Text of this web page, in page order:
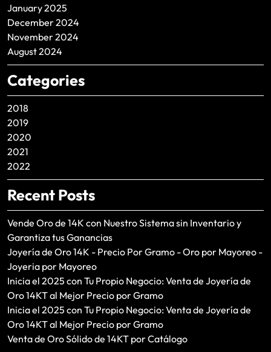
January 2025
December 2024
November 2024
August 2024
Categories
2018
2019
2020
2021
2022
Recent Posts
Vende Oro de 14K con Nuestro Sistema sin Inventario y
Garantiza tus Ganancias
Joyería de Oro 14K - Precio Por Gramo - Oro por Mayoreo -
Joyeria por Mayoreo
Inicia el 2025 con Tu Propio Negocio: Venta de Joyería de
Oro 14KT al Mejor Precio por Gramo
Inicia el 2025 con Tu Propio Negocio: Venta de Joyería de
Oro 14KT al Mejor Precio por Gramo
Venta de Oro Sólido de 14KT por Catálogo